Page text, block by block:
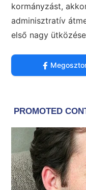
kormányzást,
adminisztratív
első nagy